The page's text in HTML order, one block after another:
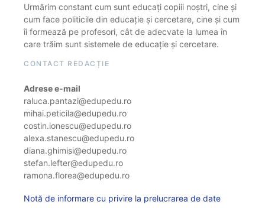
Urmărim constant cum sunt educați copiii noștri, cine și
cum face politicile din educație și cercetare, cine și cum
îi formează pe profesori, cât de adecvate la lumea în
care trăim sunt sistemele de educație și cercetare.
CONTACT REDACȚIE
Adrese e-mail
raluca.pantazi@edupedu.ro
mihai.peticila@edupedu.ro
costin.ionescu@edupedu.ro
alexa.stanescu@edupedu.ro
diana.ghimisi@edupedu.ro
stefan.lefter@edupedu.ro
ramona.florea@edupedu.ro
Notă de informare cu privire la prelucrarea de date